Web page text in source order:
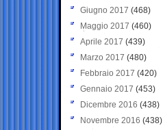
Giugno 2017 (468)
Maggio 2017 (460)
Aprile 2017 (439)
Marzo 2017 (480)
Febbraio 2017 (420)
Gennaio 2017 (453)
Dicembre 2016 (438)
Novembre 2016 (438)